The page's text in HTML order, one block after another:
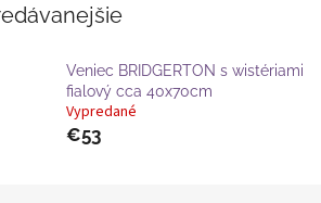
Veniec BRIDGERTON s wistériami
fialový cca 40x70cm
Vypredané
€53